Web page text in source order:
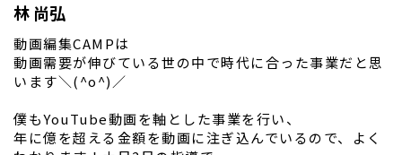
林 尚弘
動画編集CAMPは
動画需要が伸びている世の中で時代に合った事業だと思
います＼(^o^)／
僕もYouTube動画を軸とした事業を行い、
年に億を超える金額を動画に注ぎ込んでいるので、よく